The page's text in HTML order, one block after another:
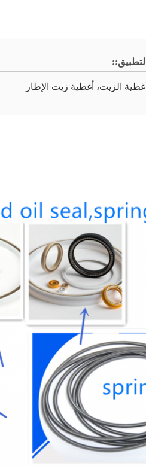
التطبيق::
أغطية الزيت، أغطية زيت الإطار